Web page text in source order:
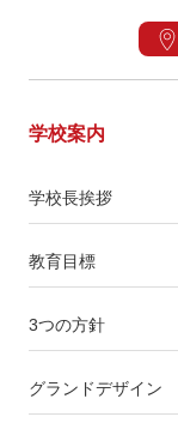
学校案内
学校長挨拶
教育目標
3つの方針
グランドデザイン